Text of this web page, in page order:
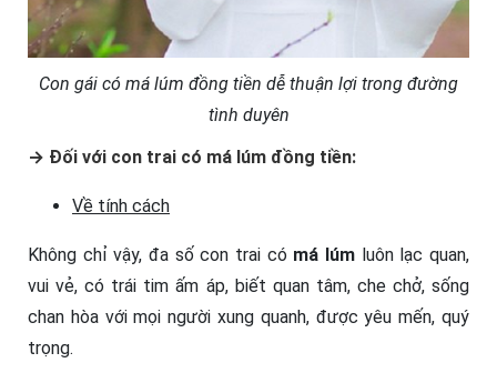
Con gái có má lúm đồng tiền dễ thuận lợi trong đường
tình duyên
→ Đối với con trai có má lúm đồng tiền:
Về tính cách
Không chỉ vậy, đa số con trai có má lúm luôn lạc quan,
vui vẻ, có trái tim ấm áp, biết quan tâm, che chở, sống
chan hòa với mọi người xung quanh, được yêu mến, quý
trọng.